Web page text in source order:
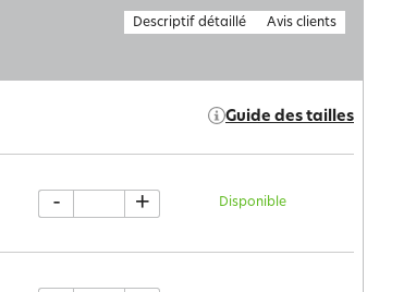
Descriptif détaillé Avis clients
Guide des tailles
Disponible
- +